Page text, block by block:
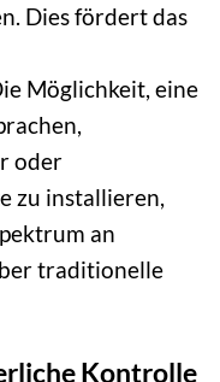
Dies fördert das
Möglichkeit, eine
oder
zu installieren,
an
traditionelle
Kontrolle